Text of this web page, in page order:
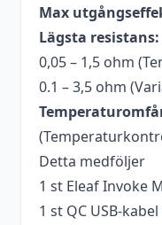
Max
Lägsta resistans:
0,05 – 1,5 ohm
0.1 – 3,5 ohm
Detta medföljer
1 st Eleaf Invoke
1 st QC USB-